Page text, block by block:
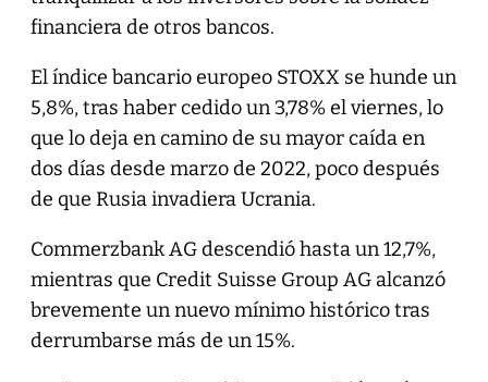
financiera de otros bancos.
El índice bancario europeo STOXX se hunde un
5,8%, tras haber cedido un 3,78% el viernes, lo
que lo deja en camino de su mayor caída en
dos días desde marzo de 2022, poco después
de que Rusia invadiera Ucrania.
Commerzbank AG descendió hasta un 12,7%,
mientras que Credit Suisse Group AG alcanzó
brevemente un nuevo mínimo histórico tras
derrumbarse más de un 15%.